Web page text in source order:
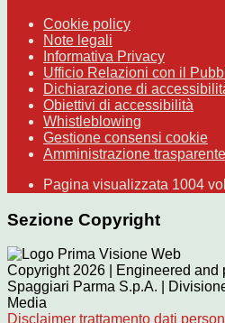
Cookie policy
Note legali
Informativa Privacy
Ufficio Relazioni con il
Dichiarazione di
Obiettivi di accessibilità
Whistleblowing
Gestione consensi cookie
Amministrazione trasparente
Pagina visualizzata 1004
Sezione Copyright
Copyright 2026 | Engineered and
Spaggiari Parma S.p.A. |
Media
Disclaimer trattamento dati